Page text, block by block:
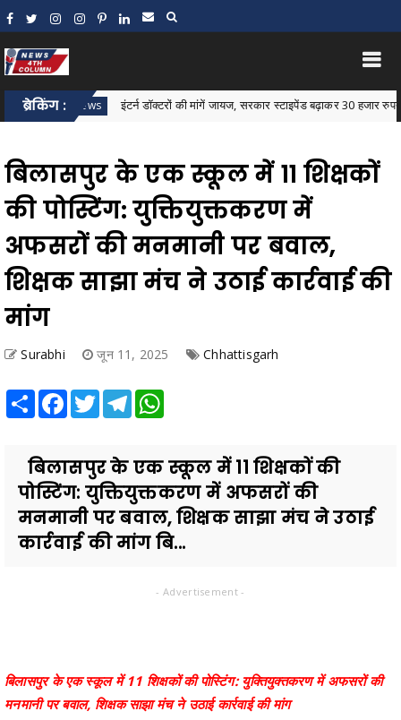
ब्रेकिंग :
News इंटर्न डॉक्टरों की मांगें जायज, सरकार स्टाइपेंड बढ़ाकर 30 हजार रुपये करे: जावेद
बिलासपुर के एक स्कूल में 11 शिक्षकों
की पोस्टिंग: युक्तियुक्तकरण में
अफसरों की मनमानी पर बवाल,
शिक्षक साझा मंच ने उठाई कार्रवाई की
मांग
Surabhi जून 11, 2025 Chhattisgarh
Share Facebook
TwitterTelegram
बिलासपुर के एक स्कूल में 11 शिक्षकों की
पोस्टिंग: युक्तियुक्तकरण में अफसरों की
मनमानी पर बवाल, शिक्षक साझा मंच ने उठाई
कार्रवाई की मांग बि...
- Advertisement -
बिलासपुर के एक स्कूल में 11 शिक्षकों की पोस्टिंग: युक्तियुक्तकरण में अफसरों की
मनमानी पर बवाल, शिक्षक साझा मंच ने उठाई कार्रवाई की मांग